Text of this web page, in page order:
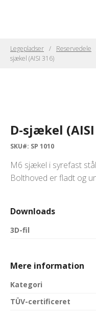
Legepladser Reservedele
sjækel (AISI 316)
D-sjækel
SKU#: SP 1010
M6 sjækel i syrefast
Bolthoved er fladt og
Downloads
3D-fil
Mere information
Kategori
TÜV-certificeret